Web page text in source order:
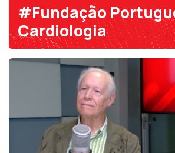
#Fundação
Cardiologia